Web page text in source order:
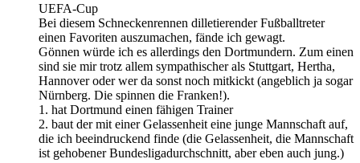
UEFA-Cup
Bei diesem Schneckenrennen dilletierender Fußballtreter
einen Favoriten auszumachen, fände ich gewagt.
Gönnen würde ich es allerdings den Dortmundern. Zum einen
sind sie mir trotz allem sympathischer als Stuttgart, Hertha,
Hannover oder wer da sonst noch mitkickt (angeblich ja sogar
Nürnberg. Die spinnen die Franken!).
1. hat Dortmund einen fähigen Trainer
2. baut der mit einer Gelassenheit eine junge Mannschaft auf,
die ich beeindruckend finde (die Gelassenheit, die Mannschaft
ist gehobener Bundesligadurchschnitt, aber eben auch jung.)